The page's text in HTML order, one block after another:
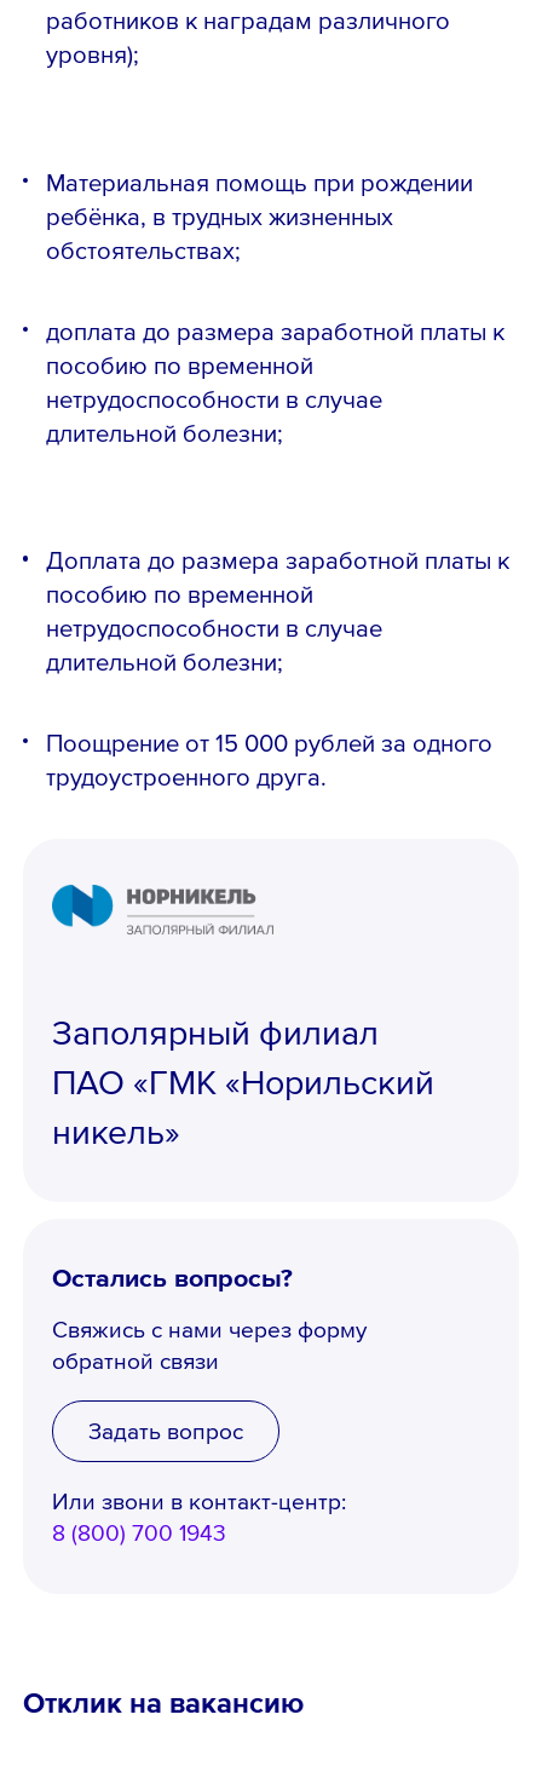
работников к наградам различного
уровня);
Материальная помощь при рождении
ребёнка, в трудных жизненных
обстоятельствах;
доплата до размера заработной платы к
пособию по временной
нетрудоспособности в случае
длительной болезни;
Доплата до размера заработной платы к
пособию по временной
нетрудоспособности в случае
длительной болезни;
Поощрение от 15 000 рублей за одного
трудоустроенного друга.
Заполярный филиал
ПАО «ГМК «Норильский
никель»
Остались вопросы?
Свяжись с нами через форму
обратной связи
Задать вопрос
Или звони в контакт-центр:
8 (800) 700 1943
Телефон *
Email *
Ознакомлен с
конфиденциальности
Порядком формирования кадрового
персональных данных
Отклик на вакансию